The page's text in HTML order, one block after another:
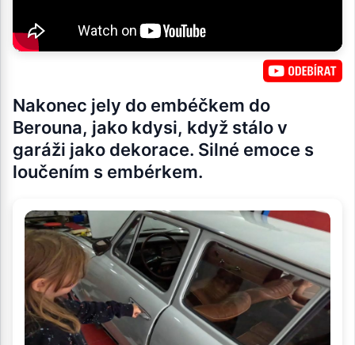
Nakonec jely do embéčkem do
Berouna, jako kdysi, když stálo v
garáži jako dekorace. Silné emoce s
loučením s embérkem.